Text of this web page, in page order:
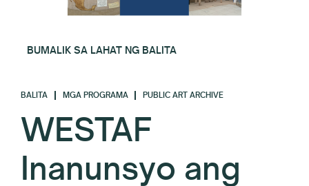
BUMALIK SA LAHAT NG BALITA
BALITA MGA PROGRAMA PUBLIC ART ARCHIVE
WESTAF
Inanunsyo ang